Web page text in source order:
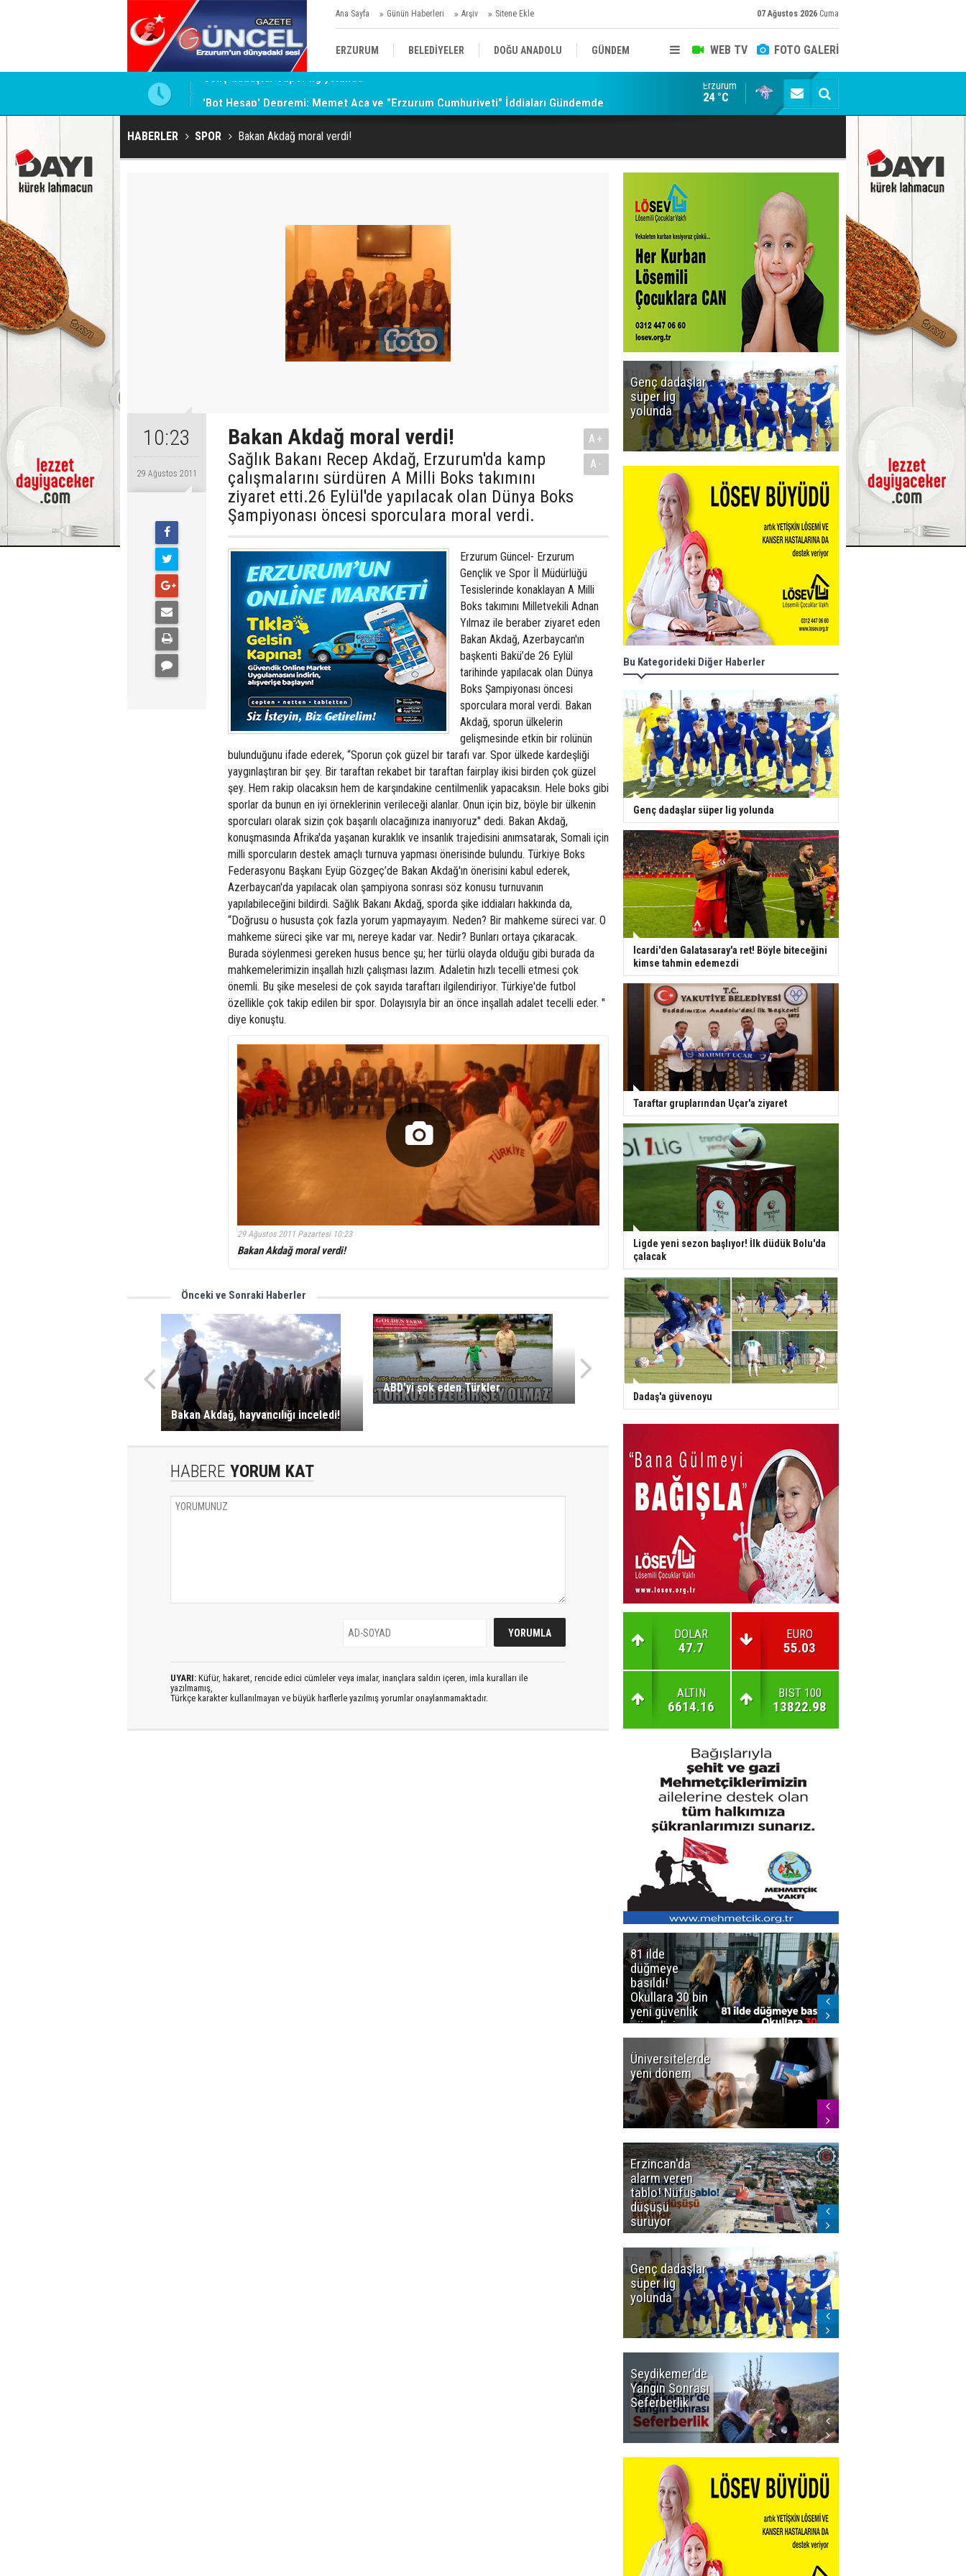
Ana Sayfa Günün Haberleri Arşiv Sitene Ekle 07 Ağustos 2026 Cuma
WEB TV FOTO GALERİ
ERZURUM BELEDİYELER DOĞU ANADOLU GÜNDEM
SPOR
'Bot Hesap' Depremi: Memet Aca ve "Erzurum Cumhuriyeti" İddiaları Gündemde Viago Yachting Kiralık Yat Seçenekleri ile Tekne
Erzurum
24 °C
HABERLER SPOR Bakan Akdağ moral verdi!
10:23
29 Ağustos 2011
Bakan Akdağ moral verdi!
Sağlık Bakanı Recep Akdağ, Erzurum'da kamp
çalışmalarını sürdüren A Milli Boks takımını
ziyaret etti.26 Eylül'de yapılacak olan Dünya Boks
Şampiyonası öncesi sporculara moral verdi.
A+
A-
Erzurum Güncel- Erzurum
Gençlik ve Spor İl Müdürlüğü
Tesislerinde konaklayan A Milli
Boks takımını Milletvekili Adnan
Yılmaz ile beraber ziyaret eden
Bakan Akdağ, Azerbaycan'ın
başkenti Bakü’de 26 Eylül
tarihinde yapılacak olan Dünya
Boks Şampiyonası öncesi
sporculara moral verdi. Bakan
Akdağ, sporun ülkelerin
gelişmesinde etkin bir rolünün
bulunduğunu ifade ederek, “Sporun çok güzel bir tarafı var. Spor ülkede kardeşliği
yaygınlaştıran bir şey. Bir taraftan rekabet bir taraftan fairplay ikisi birden çok güzel
şey. Hem rakip olacaksın hem de karşındakine centilmenlik yapacaksın. Hele boks gibi
sporlar da bunun en iyi örneklerinin verileceği alanlar. Onun için biz, böyle bir ülkenin
sporcuları olarak sizin çok başarılı olacağınıza inanıyoruz" dedi. Bakan Akdağ,
konuşmasında Afrika'da yaşanan kuraklık ve insanlık trajedisini anımsatarak, Somali için
milli sporcuların destek amaçlı turnuva yapması önerisinde bulundu. Türkiye Boks
Federasyonu Başkanı Eyüp Gözgeç’de Bakan Akdağ'ın önerisini kabul ederek,
Azerbaycan'da yapılacak olan şampiyona sonrası söz konusu turnuvanın
yapılabileceğini bildirdi. Sağlık Bakanı Akdağ, sporda şike iddiaları hakkında da,
“Doğrusu o hususta çok fazla yorum yapmayayım. Neden? Bir mahkeme süreci var. O
mahkeme süreci şike var mı, nereye kadar var. Nedir? Bunları ortaya çıkaracak.
Burada söylenmesi gereken husus bence şu; her türlü olayda olduğu gibi burada da
mahkemelerimizin inşallah hızlı çalışması lazım. Adaletin hızlı tecelli etmesi çok
önemli. Bu şike meselesi de çok sayıda taraftarı ilgilendiriyor. Türkiye'de futbol
özellikle çok takip edilen bir spor. Dolayısıyla bir an önce inşallah adalet tecelli eder. "
diye konuştu.
29 Ağustos 2011 Pazartesi 10:23
Bakan Akdağ moral verdi!
Önceki ve Sonraki Haberler
Bakan Akdağ, hayvancılığı inceledi!
ABD'yi şok eden Türkler
HABERE YORUM KAT
UYARI: Küfür, hakaret, rencide edici cümleler veya imalar, inançlara saldırı içeren, imla kuralları ile
yazılmamış,
Türkçe karakter kullanılmayan ve büyük harflerle yazılmış yorumlar onaylanmamaktadır.
Genç dadaşlar
süper lig
yolunda
Kiralık Yat
Seçenekleri ile
Tekne Tatilini
Planlayın
Bu Kategorideki Diğer Haberler
Genç dadaşlar süper lig yolunda
Icardi'den Galatasaray'a ret! Böyle biteceğini
kimse tahmin edemezdi
Taraftar gruplarından Uçar'a ziyaret
Ligde yeni sezon başlıyor! İlk düdük Bolu'da
çalacak
Dadaş'a güvenoyu
DOLAR
47.7
EURO
55.03
ALTIN
6614.16
BIST 100
13822.98
81 ilde
düğmeye
basıldı!
Okullara 30 bin
yeni güvenlik
görevlisi
Üniversitelerde
yeni dönem
Erzincan'da
alarm veren
tablo! Nüfus
düşüşü
sürüyor
Genç dadaşlar
süper lig
yolunda
Seydikemer'de
Yangın Sonrası
Seferberlik